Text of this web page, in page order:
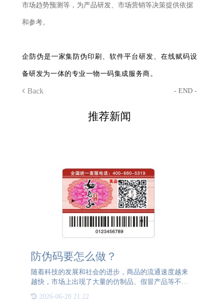
市场趋势预测等，为产品研发、市场营销等决策提供依据
和参考。
企防伪是一家集防伪印刷、软件平台研发、在线赋码设
备研发为一体的专业一物一码集成服务商。
Back - END -
推荐新闻
防伪码要怎么做？
随着科技的发展和社会的进步，商品的流通速度越来
越快，市场上出现了大量的仿制品、假冒产品等不良
益，也给企业的经济利益带来了巨大损失。因此，如
2026-06-20 21:22